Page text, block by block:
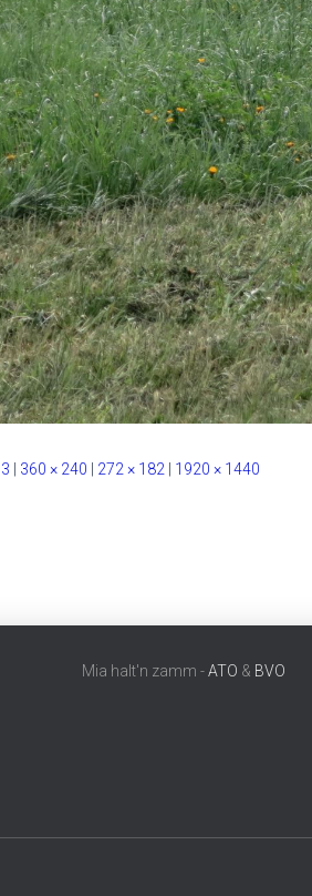
360 × 240 272 × 182 1920 × 1440
Mia halt'n zamm -ATO & BVO